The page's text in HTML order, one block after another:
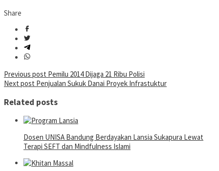
Share
Post
navigation
Previous post Pemilu 2014 Dijaga 21 Ribu Polisi
Next post Penjualan Sukuk Danai Proyek Infrastuktur
Related posts
Dosen UNISA Bandung Berdayakan Lansia Sukapura Lewat
Terapi SEFT dan Mindfulness Islami